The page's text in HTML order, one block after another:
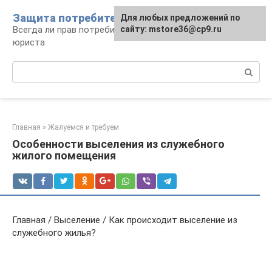
контенту
Защита потребителя
Всегда ли прав потребитель: консультации
юриста
Главная » Жалуемся и требуем
Особенности выселения из служебного
жилого помещения
Главная / Выселение / Как происходит выселение из
служебного жилья?
Для любых предложений по
сайту: mstore36@cp9.ru